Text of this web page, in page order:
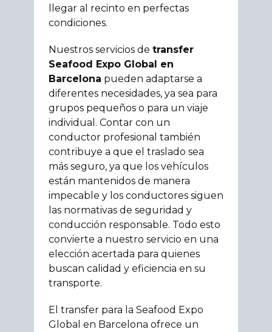
llegar al recinto en perfectas
condiciones.
Nuestros servicios de transfer
Seafood Expo Global en
Barcelona pueden adaptarse a
diferentes necesidades, ya sea para
grupos pequeños o para un viaje
individual. Contar con un
conductor profesional también
contribuye a que el traslado sea
más seguro, ya que los vehículos
están mantenidos de manera
impecable y los conductores siguen
las normativas de seguridad y
conducción responsable. Todo esto
convierte a nuestro servicio en una
elección acertada para quienes
buscan calidad y eficiencia en su
transporte.
El transfer para la Seafood Expo
Global en Barcelona ofrece un